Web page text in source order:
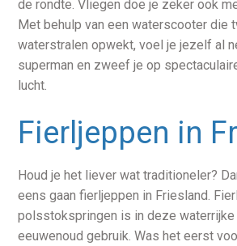
de rondte. Vliegen doe je zeker ook
Met behulp van een waterscooter die
waterstralen opwekt, voel je jezelf al
superman en zweef je op
lucht.
Fierljeppen in
Houd je het liever wat traditioneler?
eens gaan fierljeppen in Friesland.
polsstokspringen is in deze waterrijke
eeuwenoud gebruik. Was het eerst